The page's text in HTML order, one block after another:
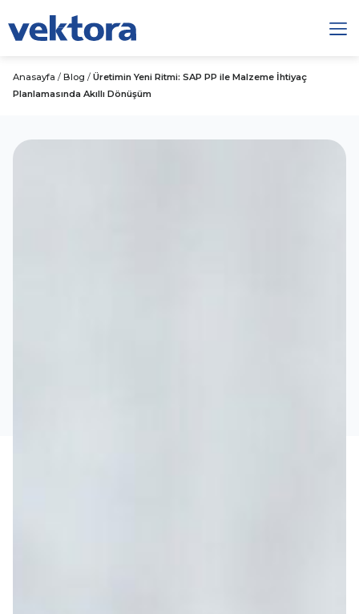
Anasayfa / Blog / Üretimin Yeni Ritmi: SAP PP ile Malzeme İhtiyaç
Planlamasında Akıllı Dönüşüm